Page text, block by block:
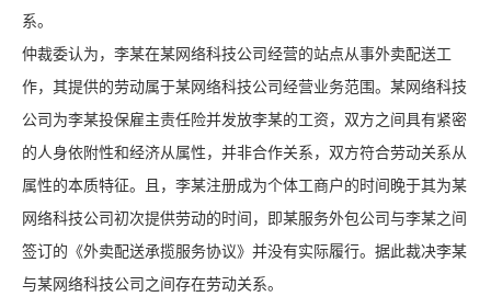
系。
仲裁委认为，李某在某网络科技公司经营的站点从事外卖配送工
作，其提供的劳动属于某网络科技公司经营业务范围。某网络科技
公司为李某投保雇主责任险并发放李某的工资，双方之间具有紧密
的人身依附性和经济从属性，并非合作关系，双方符合劳动关系从
属性的本质特征。且，李某注册成为个体工商户的时间晚于其为某
网络科技公司初次提供劳动的时间，即某服务外包公司与李某之间
签订的《外卖配送承揽服务协议》并没有实际履行。据此裁决李某
与某网络科技公司之间存在劳动关系。